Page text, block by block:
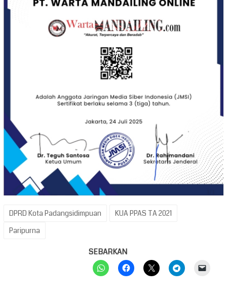
DPRD Kota Padangsidimpuan
KUA PPAS TA 2021
Paripurna
SEBARKAN